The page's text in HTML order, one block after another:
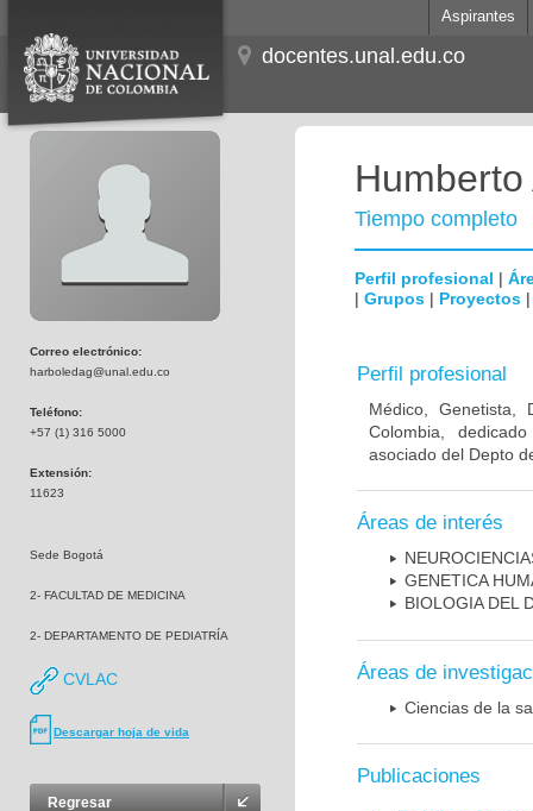
Aspirantes
docentes.unal.edu.co
Correo electrónico:
harboledag@unal.edu.co
Teléfono:
+57 (1) 316 5000
Extensión:
11623
Sede Bogotá
2- FACULTAD DE MEDICINA
2- DEPARTAMENTO DE PEDIATRÍA
CVLAC
Descargar hoja de vida
Regresar
Tiempo completo
Perfil profesional |
| Grupos | Proyectos
Perfil profesional
Médico, Genetista,
Colombia,
asociado del Depto
Áreas de interés
GENETICA
BIOLOGIA DEL
Áreas de
Ciencias de la
Publicaciones